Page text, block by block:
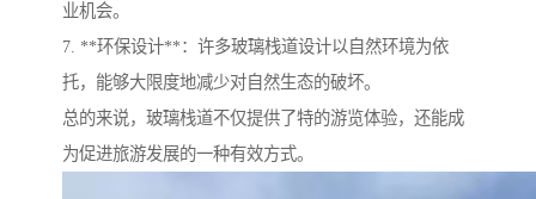
业机会。
7. **环保设计**：许多玻璃栈道设计以自然环境为依
托，能够大限度地减少对自然生态的破坏。
总的来说，玻璃栈道不仅提供了特的游览体验，还能成
为促进旅游发展的一种有效方式。